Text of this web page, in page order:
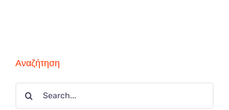
Αναζήτηση
Search